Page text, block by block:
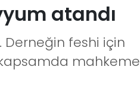
atandı
feshi için
kapsamda mahkeme